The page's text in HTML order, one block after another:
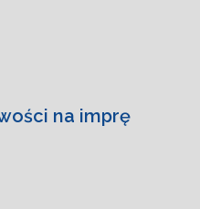
na imprę